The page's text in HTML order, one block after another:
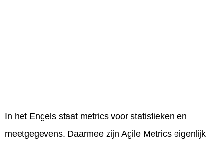
In het Engels staat metrics voor statistieken en
meetgegevens. Daarmee zijn Agile Metrics eigenlijk